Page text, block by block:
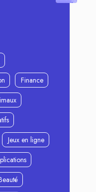
Finance
Jeux en ligne